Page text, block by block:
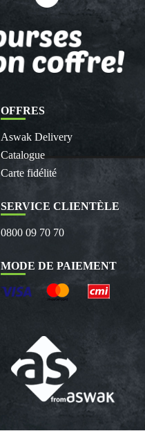
OFFRES
Aswak Delivery
Catalogue
Carte fidélité
SERVICE CLIENTÈLE
0800 09 70 70
MODE DE PAIEMENT